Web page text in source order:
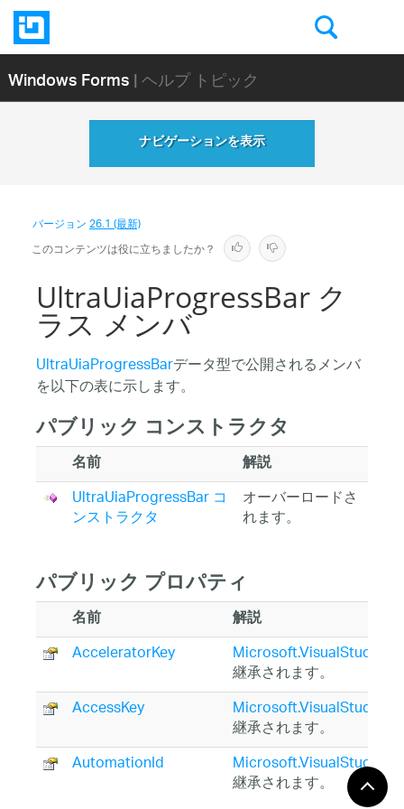
Windows Forms| ヘルプ トピック
ナビゲーションを表示
バージョン26.1 (最新)
このコンテンツは役に立ちましたか？
UltraUiaProgressBar ク
ラス メンバ
UltraUiaProgressBarデータ型で公開されるメンバ
を以下の表に示します。
パブリック コンストラクタ
名前 解説
UltraUiaProgressBar コ
ンストラクタ
オーバーロードさ
れます。
パブリック プロパティ
名前 解説
AcceleratorKey
継承されます。
AccessKey
継承されます。
AutomationId
継承されます。